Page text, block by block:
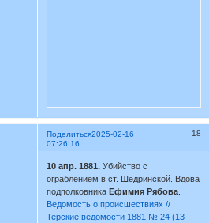
Поделиться 18
2025-02-16
07:26:16
10 апр. 1881. Убийство с
ограблением в ст. Шедринской. Вдова
подполковника Ефимия Рябова
Ведомость о происшествиях //
Терские ведомости 1881 № 24 (13